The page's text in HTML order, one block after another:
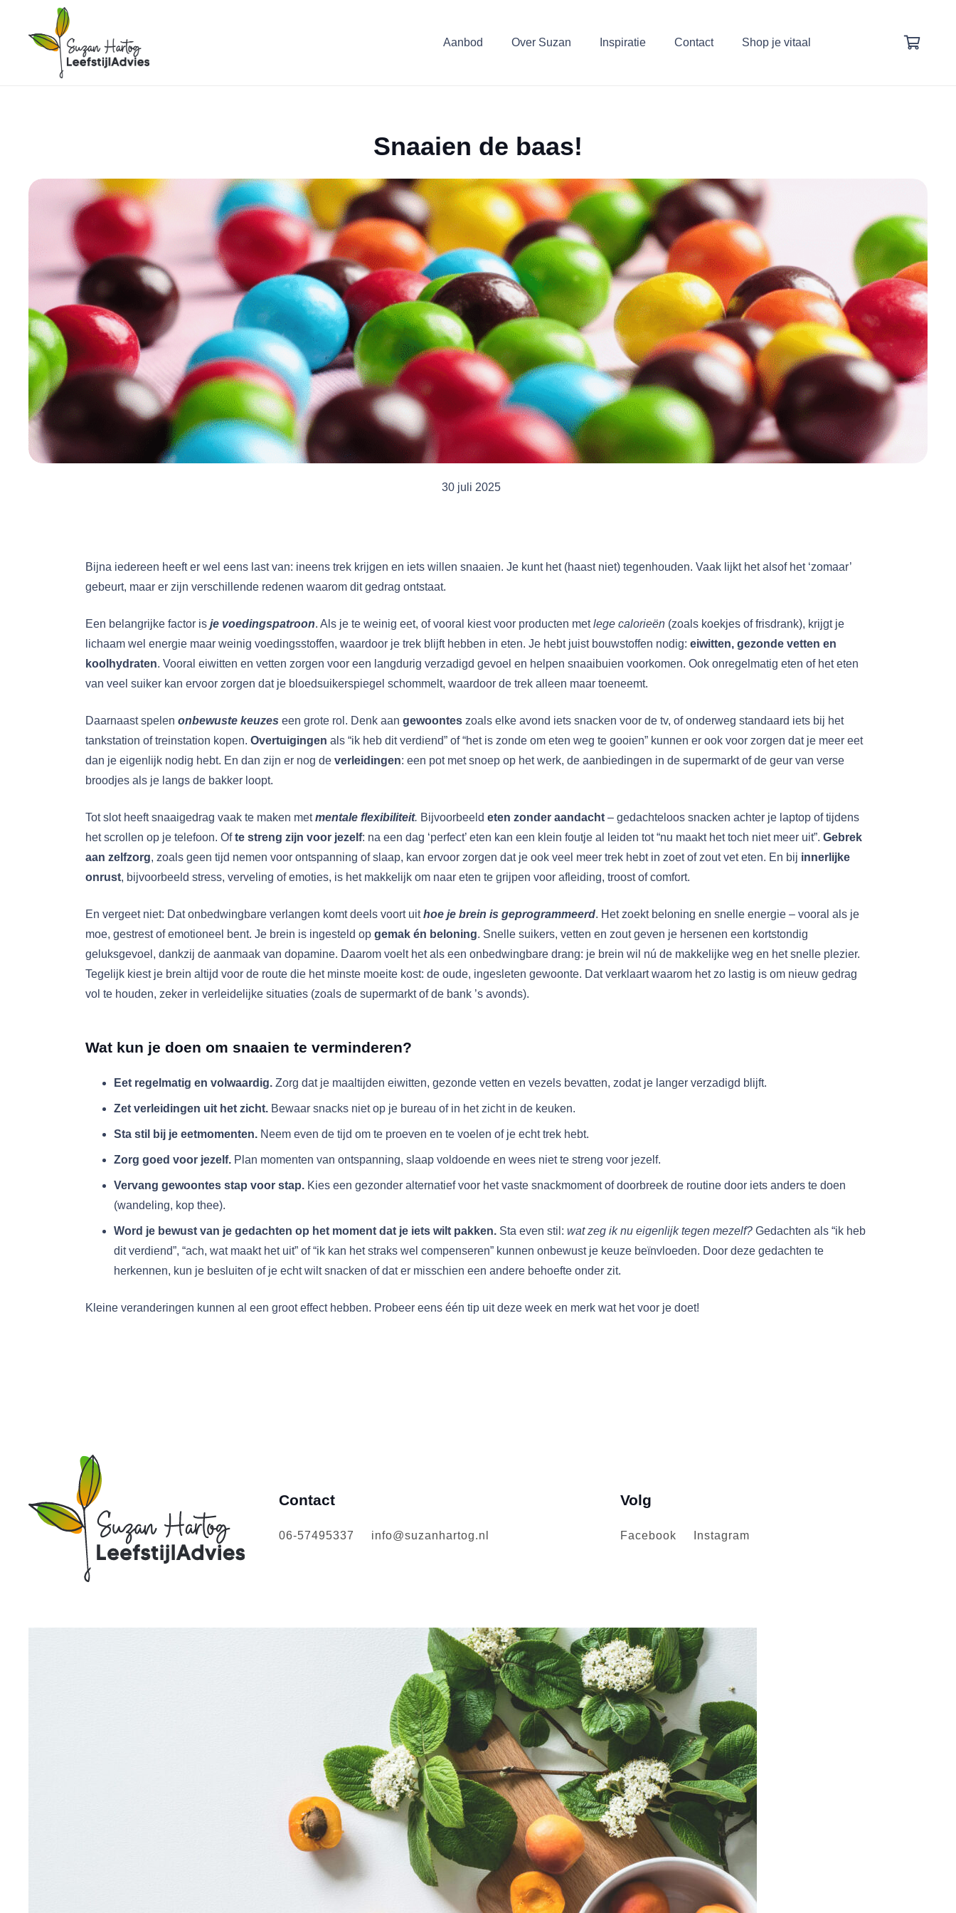
Aanbod Over Suzan Inspiratie Contact Shop je vitaal
Snaaien de baas!
30 juli 2025
Bijna iedereen heeft er wel eens last van: ineens trek krijgen en iets willen snaaien. Je kunt het (haast niet) tegenhouden. Vaak lijkt het alsof het ‘zomaar’
gebeurt, maar er zijn verschillende redenen waarom dit gedrag ontstaat.
Een belangrijke factor is je voedingspatroon. Als je te weinig eet, of vooral kiest voor producten metlege calorieën (zoals koekjes of frisdrank), krijgt je
lichaam wel energie maar weinig voedingsstoffen, waardoor je trek blijft hebben in eten. Je hebt juist bouwstoffen nodig: eiwitten, gezonde vetten en
koolhydraten. Vooral eiwitten en vetten zorgen voor een langdurig verzadigd gevoel en helpen snaaibuien voorkomen. Ook onregelmatig eten of het eten
van veel suiker kan ervoor zorgen dat je bloedsuikerspiegel schommelt, waardoor de trek alleen maar toeneemt.
Daarnaast spelen onbewuste keuzes een grote rol. Denk aan gewoontes zoals elke avond iets snacken voor de tv, of onderweg standaard iets bij het
tankstation of treinstation kopen. Overtuigingen als “ik heb dit verdiend” of “het is zonde om eten weg te gooien” kunnen er ook voor zorgen dat je meer eet
dan je eigenlijk nodig hebt. En dan zijn er nog de verleidingen: een pot met snoep op het werk, de aanbiedingen in de supermarkt of de geur van verse
broodjes als je langs de bakker loopt.
Tot slot heeft snaaigedrag vaak te maken metmentale flexibiliteit. Bijvoorbeeld eten zonder aandacht – gedachteloos snacken achter je laptop of tijdens
het scrollen op je telefoon. Ofte streng zijn voor jezelf: na een dag ‘perfect’ eten kan een klein foutje al leiden tot “nu maakt het toch niet meer uit”. Gebrek
aan zelfzorg, zoals geen tijd nemen voor ontspanning of slaap, kan ervoor zorgen dat je ook veel meer trek hebt in zoet of zout vet eten. En bij innerlijke
onrust, bijvoorbeeld stress, verveling of emoties, is het makkelijk om naar eten te grijpen voor afleiding, troost of comfort.
En vergeet niet: Dat onbedwingbare verlangen komt deels voort uithoe je brein is geprogrammeerd. Het zoekt beloning en snelle energie – vooral als je
moe, gestrest of emotioneel bent. Je brein is ingesteld op gemak én beloning. Snelle suikers, vetten en zout geven je hersenen een kortstondig
geluksgevoel, dankzij de aanmaak van dopamine. Daarom voelt het als een onbedwingbare drang: je brein wil nú de makkelijke weg en het snelle plezier.
Tegelijk kiest je brein altijd voor de route die het minste moeite kost: de oude, ingesleten gewoonte. Dat verklaart waarom het zo lastig is om nieuw gedrag
vol te houden, zeker in verleidelijke situaties (zoals de supermarkt of de bank ’s avonds).
Wat kun je doen om snaaien te verminderen?
Eet regelmatig en volwaardig. Zorg dat je maaltijden eiwitten, gezonde vetten en vezels bevatten, zodat je langer verzadigd blijft.
Zet verleidingen uit het zicht. Bewaar snacks niet op je bureau of in het zicht in de keuken.
Sta stil bij je eetmomenten. Neem even de tijd om te proeven en te voelen of je echt trek hebt.
Zorg goed voor jezelf. Plan momenten van ontspanning, slaap voldoende en wees niet te streng voor jezelf.
Vervang gewoontes stap voor stap. Kies een gezonder alternatief voor het vaste snackmoment of doorbreek de routine door iets anders te doen
(wandeling, kop thee).
Word je bewust van je gedachten op het moment dat je iets wilt pakken. Sta even stil: wat zeg ik nu eigenlijk tegen mezelf? Gedachten als “ik heb
dit verdiend”, “ach, wat maakt het uit” of “ik kan het straks wel compenseren” kunnen onbewust je keuze beïnvloeden. Door deze gedachten te
herkennen, kun je besluiten of je echt wilt snacken of dat er misschien een andere behoefte onder zit.
Kleine veranderingen kunnen al een groot effect hebben. Probeer eens één tip uit deze week en merk wat het voor je doet!
Contact
06-57495337 info@suzanhartog.nl
Volg
Facebook Instagram